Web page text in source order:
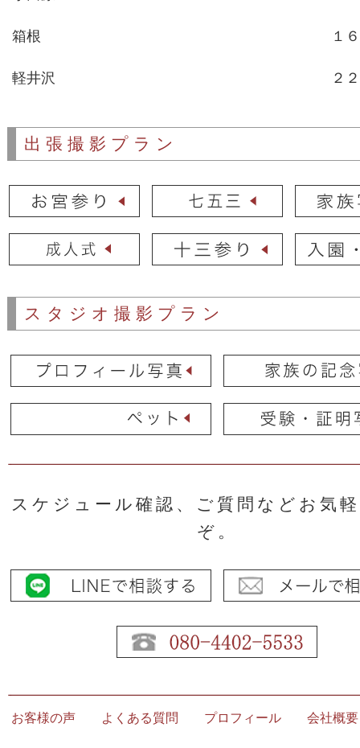
箱根 １
軽井沢 ２
出張撮影プラン
スタジオ撮影プラン
スケジュール確認、ご質問などお気
ぞ。
お客様の声 よくある質問 プロフィール 会社